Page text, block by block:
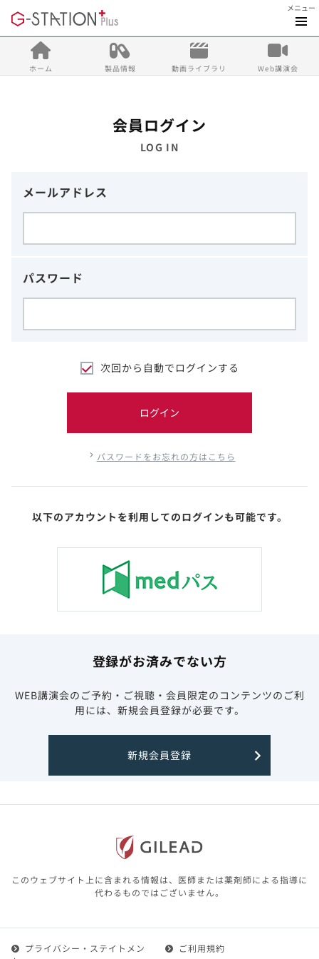
メニュー
ホーム 製品情報 動画ライブラリ Web講演会
会員ログイン
LOG IN
メールアドレス
パスワード
次回から自動でログインする
ログイン
パスワードをお忘れの方はこちら
以下のアカウントを利用してのログインも可能です。
登録がお済みでない方
WEB講演会のご予約・ご視聴・会員限定のコンテンツのご利
用には、新規会員登録が必要です。
新規会員登録
このウェブサイト上に含まれる情報は、医師または薬剤師による指導に
代わるものではございません。
プライバシー・ステイトメン
ご利用規約